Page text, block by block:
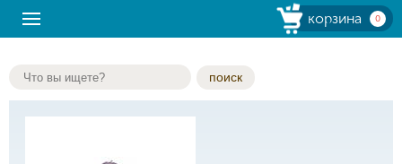
корзина 0
поиск